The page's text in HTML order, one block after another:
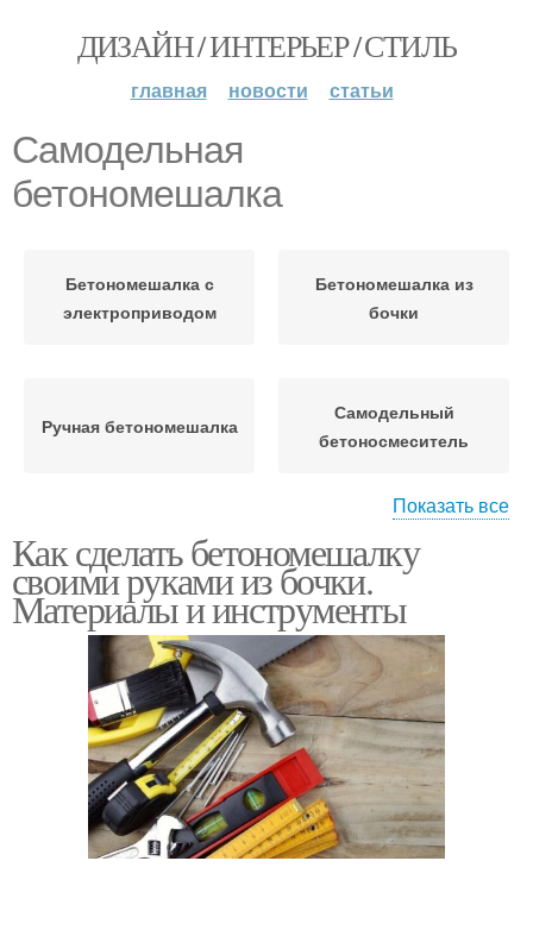
ДИЗАЙН / ИНТЕРЬЕР / СТИЛЬ
главная новости статьи
Самодельная
бетономешалка
Бетономешалка с
электроприводом
Бетономешалка из
бочки
Ручная бетономешалка
Самодельный
бетоносмеситель
Самодельный ковш
Показать все
Как сделать бетономешалку
своими руками из бочки.
Материалы и инструменты